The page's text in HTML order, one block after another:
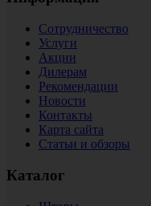
Сотрудничество
Услуги
Акции
Дилерам
Рекомендации
Новости
Контакты
Карта сайта
Статьи и обзоры
Каталог